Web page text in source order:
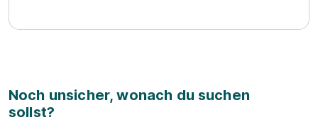
Noch unsicher, wonach du suchen
sollst?